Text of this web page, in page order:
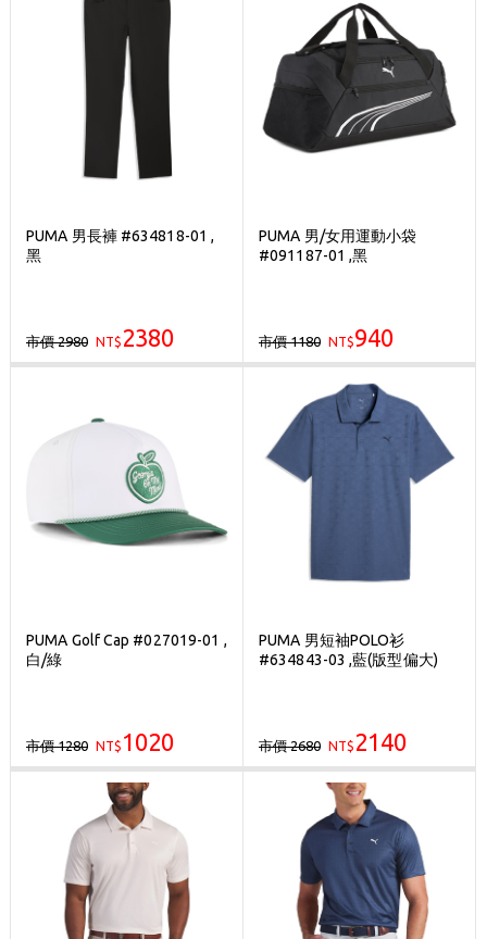
PUMA 男長褲 #634818-01 ,
黑
市價 2980 NT$ 2380
PUMA 男/女用運動小袋
#091187-01 ,黑
市價 1180 NT$940
PUMA Golf Cap #027019-01 ,
白/綠
市價 1280 NT$ 1020
PUMA 男短袖POLO衫
#634843-03 ,藍(版型偏大)
市價 2680 NT$ 2140